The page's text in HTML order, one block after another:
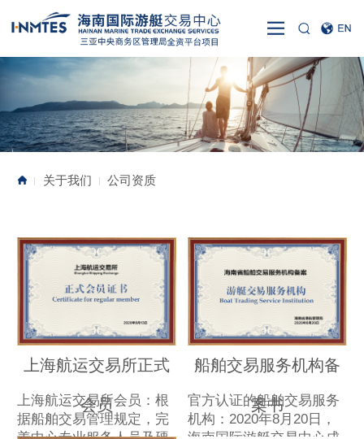
| 关于我们 | 公司资质
上海航运交易所正式
会员
上海航运交易所会员：根
据船舶交易管理规定，完
船舶交易服务机构备
案书
官方认证的船舶交易服务
机构：2020年8月20日，